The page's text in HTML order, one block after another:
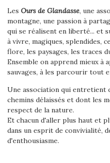
Les Ours de Glandasse, une
montagne, une passion à
qui se réalisent en liberté... et
à vivre, magiques, splendides,
flore, les paysages, les traces
Ensemble on apprend mieux
sauvages, à les parcourir tout
Une association qui entretient
chemins délaissés et dont les
respect de la nature.
Et chacun d'aller plus haut et
dans un esprit de convivialité,
d'enthousiasme.